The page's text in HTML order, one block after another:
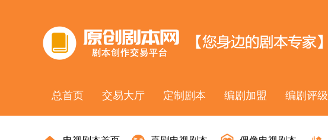
总首页 交易大厅 定制剧本 编剧加盟 编剧评级